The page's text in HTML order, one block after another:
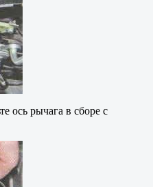
ось рычага в сборе с